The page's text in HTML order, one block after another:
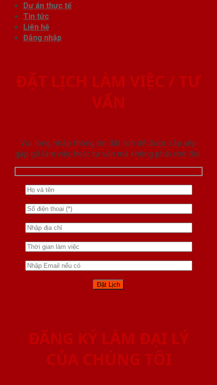
Dự án thực tế
Tin tức
Liên hệ
Đăng nhập
ĐẶT LỊCH LÀM VIỆC / TƯ
VẤN
Vui lòng nhập thông tin đặt lịch để được sắp xếp
gặp gỡ làm việc hoăc tư vấn mà không phải chờ đợi.
ĐĂNG KÝ LÀM ĐẠI LÝ
CỦA CHÚNG TÔI